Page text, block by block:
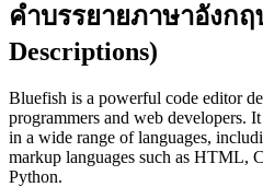
คำบรรยายภาษาอังกฤ
Descriptions)
Bluefish is a powerful code editor
programmers and web developers.
in a wide range of languages,
markup languages such as HTML,
Python.